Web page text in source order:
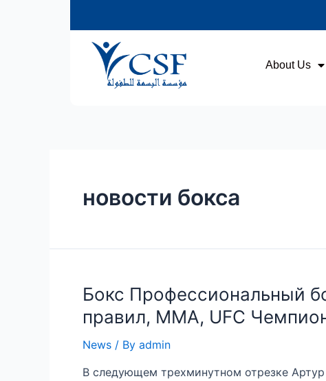
About Us
новости бокса
Бокс Профессиональный
правил, ММА, UFC
News / By admin
В следующем трехминутном отрезке